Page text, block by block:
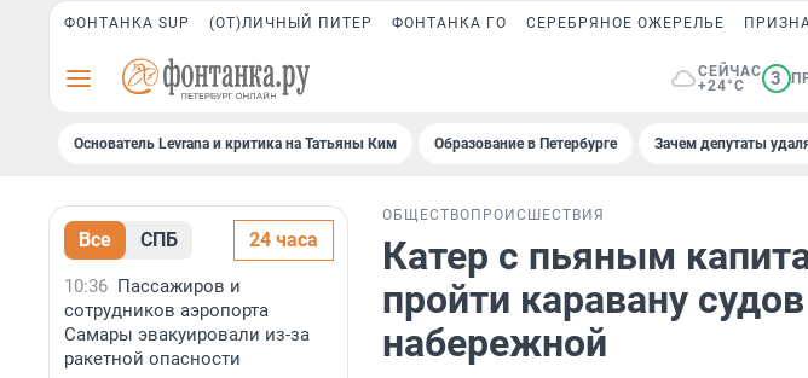
ФОНТАНКА SUP (ОТ)ЛИЧНЫЙ ПИТЕР ФОНТАНКА ГО СЕРЕБРЯНОЕ ОЖЕРЕЛЬЕ
СЕЙЧАС
+24°C
3
Основатель Levrana и критика на Татьяны Ким Образование в Петербурге Зачем депутаты
Все СПБ 24 часа
10:36 Пассажиров и
сотрудников аэропорта
Самары эвакуировали из-за
ракетной опасности
ОБЩЕСТВО ПРОИСШЕСТВИЯ
Катер с пьяным
пройти каравану
набережной